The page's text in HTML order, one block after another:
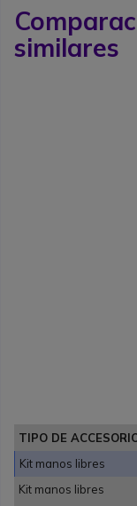
similares
TIPO DE
Kit manos libres
Kit manos libres